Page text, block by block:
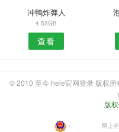
冲鸭炸弹人
4.53GB
查看
© 2010 至今 hele官网登录 版权
版
・ 网上